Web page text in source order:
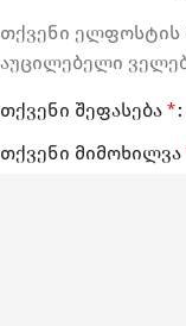
თქვენი ელფოსტის
აუცილებელი
თქვენი შეფასება *
თქვენი მიმოხილვა